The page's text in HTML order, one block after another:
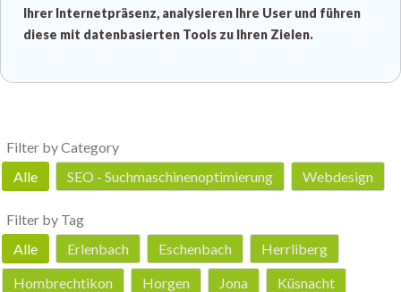
Ihrer Internetpräsenz, analysieren Ihre User und führen
diese mit datenbasierten Tools zu Ihren Zielen.
Filter by Category
Alle
SEO - Suchmaschinenoptimierung Webdesign
Filter by Tag
Alle
Erlenbach Eschenbach
Herrliberg
Hombrechtikon
Horgen Jona
Küsnacht